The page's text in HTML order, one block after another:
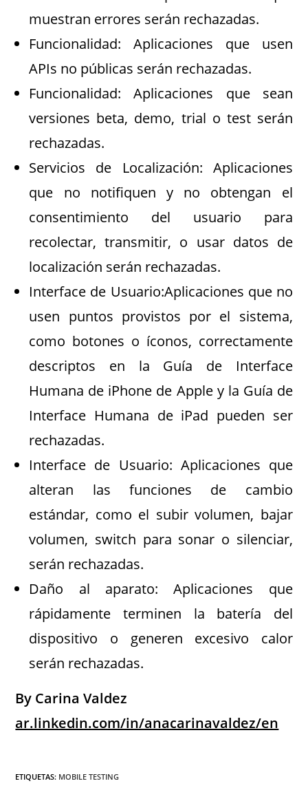
muestran errores serán rechazadas.
Funcionalidad: Aplicaciones que usen
APIs no públicas serán rechazadas.
Funcionalidad: Aplicaciones que sean
versiones beta, demo, trial o test serán
rechazadas.
Servicios de Localización: Aplicaciones
que no notifiquen y no obtengan el
consentimiento del usuario para
recolectar, transmitir, o usar datos de
localización serán rechazadas.
Interface de Usuario:Aplicaciones que no
usen puntos provistos por el sistema,
como botones o íconos, correctamente
descriptos en la Guía de Interface
Humana de iPhone de Apple y la Guía de
Interface Humana de iPad pueden ser
rechazadas.
Interface de Usuario: Aplicaciones que
alteran las funciones de cambio
estándar, como el subir volumen, bajar
volumen, switch para sonar o silenciar,
serán rechazadas.
Daño al aparato: Aplicaciones que
rápidamente terminen la batería del
dispositivo o generen excesivo calor
serán rechazadas.
By Carina Valdez
ar.linkedin.com/in/anacarinavaldez/en
ETIQUETAS: MOBILE TESTING